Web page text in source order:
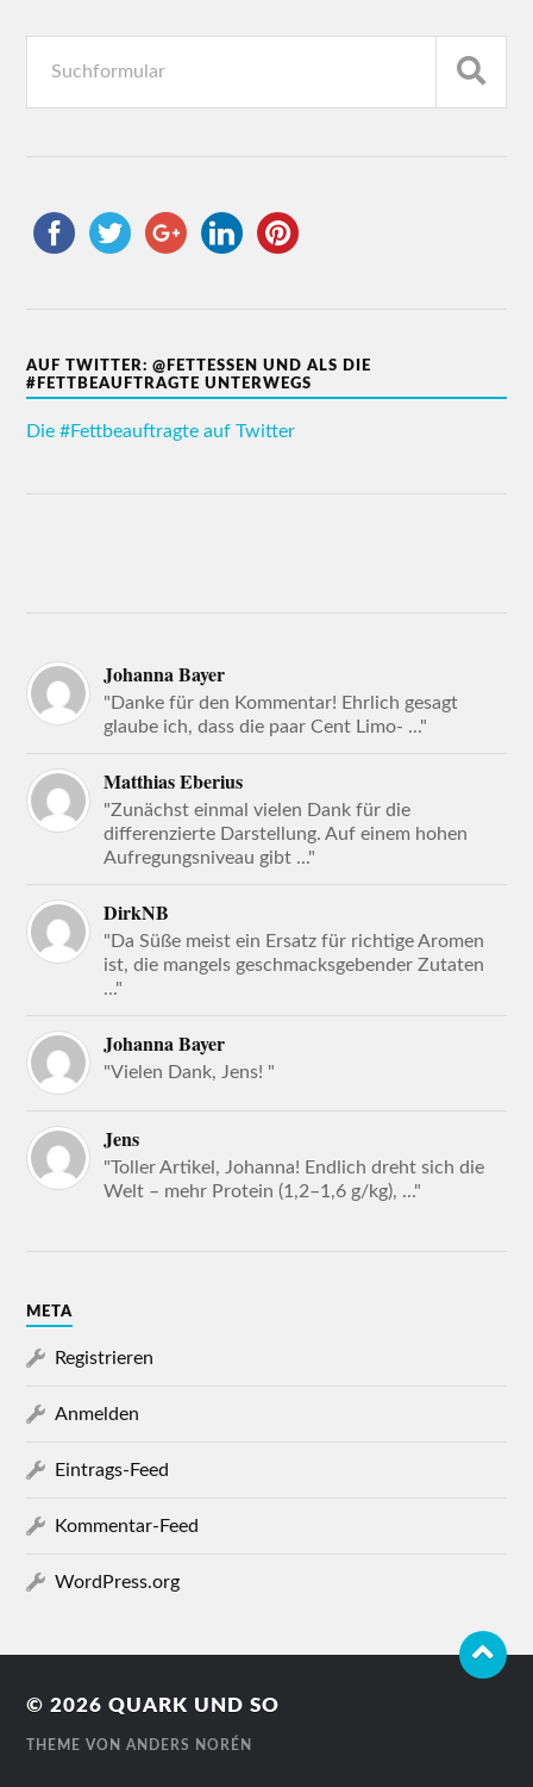
AUF TWITTER: @FETTESSEN UND ALS DIE
#FETTBEAUFTRAGTE UNTERWEGS
Die #Fettbeauftragte auf Twitter
Johanna Bayer
"Danke für den Kommentar! Ehrlich gesagt
glaube ich, dass die paar Cent Limo- ..."
Matthias Eberius
"Zunächst einmal vielen Dank für die
differenzierte Darstellung. Auf einem hohen
Aufregungsniveau gibt ..."
DirkNB
"Da Süße meist ein Ersatz für richtige Aromen
ist, die mangels geschmacksgebender Zutaten
..."
Johanna Bayer
"Vielen Dank, Jens! "
Jens
"Toller Artikel, Johanna! Endlich dreht sich die
Welt – mehr Protein (1,2–1,6 g/kg), ..."
META
Registrieren
Anmelden
Eintrags-Feed
Kommentar-Feed
WordPress.org
© 2026QUARK UND SO
THEME VONANDERS NORÉN